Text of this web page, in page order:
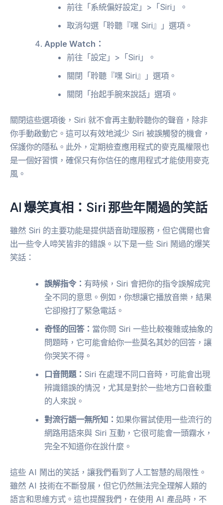
前往「系統偏好設定」>「Siri」。
取消勾選「聆聽『嘿 Siri』」選項。
Apple Watch：
前往「設定」>「Siri」。
關閉「聆聽『嘿 Siri』」選項。
關閉「抬起手腕來說話」選項。
關閉這些選項後，Siri 就不會再主動聆聽你的聲音，除非
你手動啟動它。這可以有效地減少 Siri 被誤觸發的機會，
保護你的隱私。此外，定期檢查應用程式的麥克風權限也
是一個好習慣，確保只有你信任的應用程式才能使用麥克
風。
AI 爆笑真相：Siri 那些年鬧過的笑話
雖然 Siri 的主要功能是提供語音助理服務，但它偶爾也會
出一些令人啼笑皆非的錯誤。以下是一些 Siri 鬧過的爆笑
笑話：
誤解指令： 有時候，Siri 會把你的指令誤解成完
全不同的意思。例如，你想讓它播放音樂，結果
它卻撥打了緊急電話。
奇怪的回答： 當你問 Siri 一些比較複雜或抽象的
問題時，它可能會給你一些莫名其妙的回答，讓
你哭笑不得。
口音問題： Siri 在處理不同口音時，可能會出現
辨識錯誤的情況，尤其是對於一些地方口音較重
的人來說。
對流行語一無所知：如果你嘗試使用一些流行的
網路用語來與 Siri 互動，它很可能會一頭霧水，
完全不知道你在說什麼。
這些 AI 鬧出的笑話，讓我們看到了人工智慧的局限性。
雖然 AI 技術在不斷發展，但它仍然無法完全理解人類的
語言和思維方式。這也提醒我們，在使用 AI 產品時，不